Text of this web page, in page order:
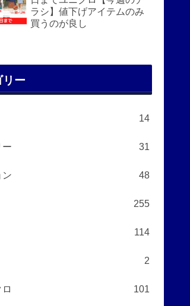
ラシ】値下げアイテムのみ
買うのが良し
リー
14
ー 31
ン 48
255
114
2
101